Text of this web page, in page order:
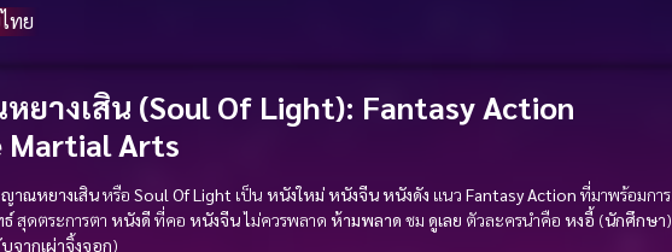
ทย
างเสิน (Soul Of Light): FantasyAction
Martial Arts
าณหยางเสินหรือ Soul Of Light เป็น หนังใหม่หนังจีนหนังดัง แนว FantasyAction ที่มาพร้อมการ
สุดตระการตา หนังดี ที่คอ หนังจีนไม่ควรพลาด ห้ามพลาด ชม ดูเลย ตัวละครนำคือ หงอี้ (นักศึกษา)
จากเผ่าจิ้งจอก)